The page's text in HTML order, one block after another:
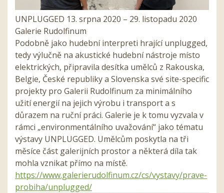
UNPLUGGED 13. srpna 2020 – 29. listopadu 2020
Galerie Rudolfinum
Podobně jako hudební interpreti hrající unplugged,
tedy výlučně na akustické hudební nástroje místo
elektrických, připravila desítka umělců z Rakouska,
Belgie, České republiky a Slovenska své site-specific
projekty pro Galerii Rudolfinum za minimálního
užití energií na jejich výrobu i transport a s
důrazem na ruční práci. Galerie je k tomu vyzvala v
rámci „environmentálního uvažování“ jako tématu
výstavy UNPLUGGED. Umělcům poskytla na tři
měsíce část galerijních prostor a některá díla tak
mohla vznikat přímo na místě.
https://www.galerierudolfinum.cz/cs/vystavy/prave-
probiha/unplugged/